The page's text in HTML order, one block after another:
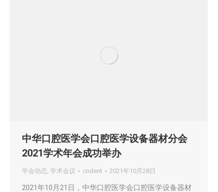
中华口腔医学会口腔医学设备器材分会
2021学术年会成功举办
学会动态, 学术会议 cndent 2021年10月28日
2021年10月21日，中华口腔医学会口腔医学设备器材